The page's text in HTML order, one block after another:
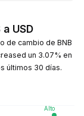
USD
de cambio de BNB
un 3.07% en
últimos 30 días.